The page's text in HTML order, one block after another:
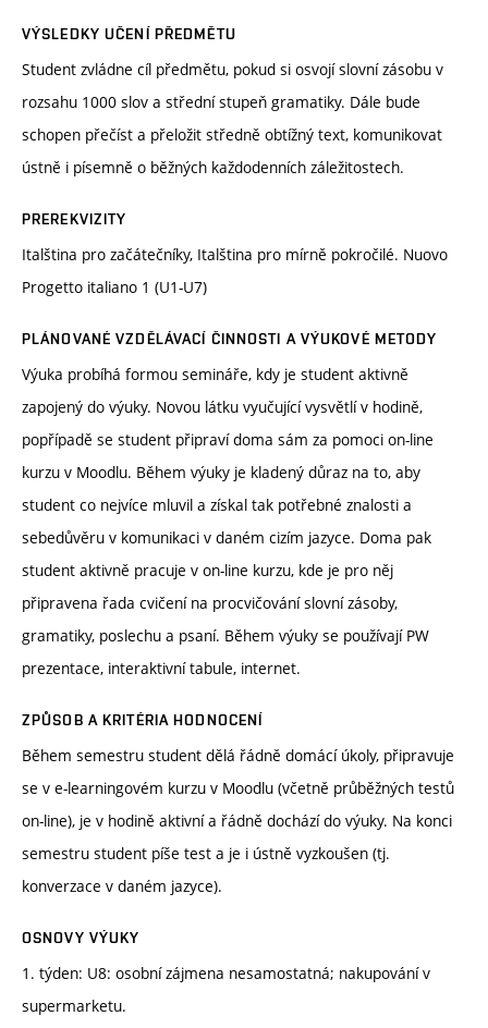
VÝSLEDKY UČENÍ PŘEDMĚTU
Student zvládne cíl předmětu, pokud si osvojí slovní zásobu v
rozsahu 1000 slov a střední stupeň gramatiky. Dále bude
schopen přečíst a přeložit středně obtížný text, komunikovat
ústně i písemně o běžných každodenních záležitostech.
PREREKVIZITY
Italština pro začátečníky, Italština pro mírně pokročilé. Nuovo
Progetto italiano 1 (U1-U7)
PLÁNOVANÉ VZDĚLÁVACÍ ČINNOSTI A VÝUKOVÉ METODY
Výuka probíhá formou semináře, kdy je student aktivně
zapojený do výuky. Novou látku vyučující vysvětlí v hodině,
popřípadě se student připraví doma sám za pomoci on-line
kurzu v Moodlu. Během výuky je kladený důraz na to, aby
student co nejvíce mluvil a získal tak potřebné znalosti a
sebedůvěru v komunikaci v daném cizím jazyce. Doma pak
student aktivně pracuje v on-line kurzu, kde je pro něj
připravena řada cvičení na procvičování slovní zásoby,
gramatiky, poslechu a psaní. Během výuky se používají PW
prezentace, interaktivní tabule, internet.
ZPŮSOB A KRITÉRIA HODNOCENÍ
Během semestru student dělá řádně domácí úkoly, připravuje
se v e-learningovém kurzu v Moodlu (včetně průběžných testů
on-line), je v hodině aktivní a řádně dochází do výuky. Na konci
semestru student píše test a je i ústně vyzkoušen (tj.
konverzace v daném jazyce).
OSNOVY VÝUKY
1. týden: U8: osobní zájmena nesamostatná; nakupování v
supermarketu.